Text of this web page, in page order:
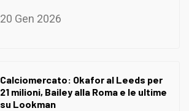
20 Gen 2026
Calciomercato: Okafor al Leeds per
21 milioni, Bailey alla Roma e le ultime
su Lookman